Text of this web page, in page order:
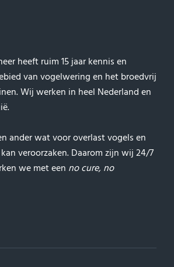
heeft ruim 15 jaar kennis en
van vogelwering en het broedvrij
Wij werken in heel Nederland en
ander wat voor overlast vogels en
veroorzaken. Daarom zijn wij 24/7
we met een no cure, no